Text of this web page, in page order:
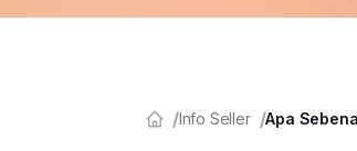
Info Seller Apa